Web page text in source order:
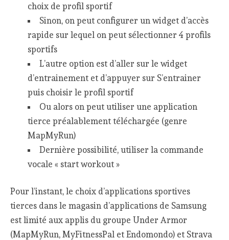
choix de profil sportif
Sinon, on peut configurer un widget d’accès
rapide sur lequel on peut sélectionner 4 profils
sportifs
L’autre option est d’aller sur le widget
d’entrainement et d’appuyer sur S’entrainer
puis choisir le profil sportif
Ou alors on peut utiliser une application
tierce préalablement téléchargée (genre
MapMyRun)
Dernière possibilité, utiliser la commande
vocale « start workout »
Pour l’instant, le choix d’applications sportives
tierces dans le magasin d’applications de Samsung
est limité aux applis du groupe Under Armor
(MapMyRun, MyFitnessPal et Endomondo) et Strava